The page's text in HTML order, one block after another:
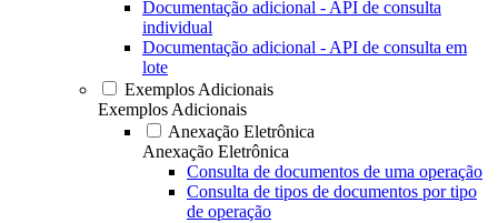
Documentação adicional - API de consulta
individual
Documentação adicional - API de consulta em
lote
Exemplos Adicionais
Exemplos Adicionais
Anexação Eletrônica
Anexação Eletrônica
Consulta de documentos de uma operação
Consulta de tipos de documentos por tipo
de operação